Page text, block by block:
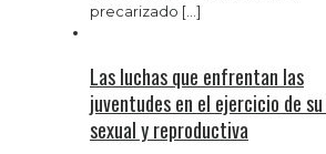
precarizado […]
Las luchas que enfrentan las
juventudes en el ejercicio de
sexual y reproductiva